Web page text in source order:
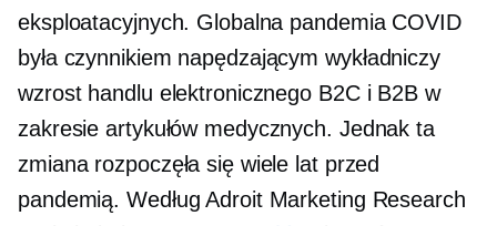
eksploatacyjnych. Globalna pandemia COVID
była czynnikiem napędzającym wykładniczy
wzrost handlu elektronicznego B2C i B2B w
zakresie artykułów medycznych. Jednak ta
zmiana rozpoczęła się wiele lat przed
pandemią. Według Adroit Marketing Research